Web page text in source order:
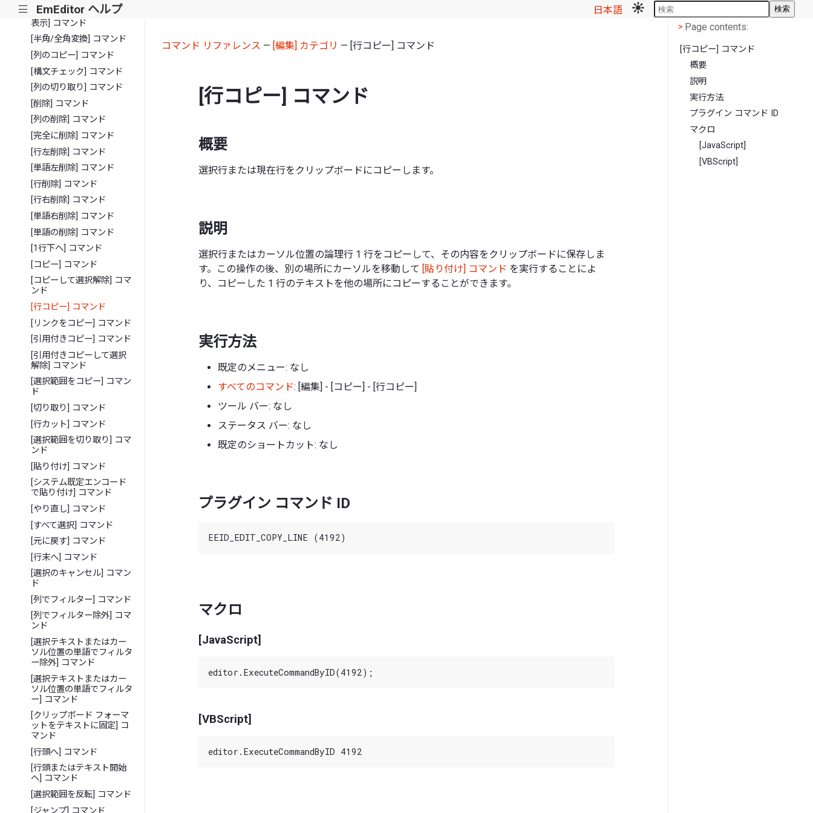
||| EmEditor ヘルプ 日本語 検索
[クリップボードの履歴を
表示] コマンド
[半角/全角変換] コマンド
[列のコピー] コマンド
[構文チェック] コマンド
[列の切り取り] コマンド
[削除] コマンド
[列の削除] コマンド
[完全に削除] コマンド
[行左削除] コマンド
[単語左削除] コマンド
[行削除] コマンド
[行右削除] コマンド
[単語右削除] コマンド
[単語の削除] コマンド
[1行下へ] コマンド
[コピー] コマンド
[コピーして選択解除] コマ
ンド
[行コピー] コマンド
[リンクをコピー] コマンド
[引用付きコピー] コマンド
[引用付きコピーして選択
解除] コマンド
[選択範囲をコピー] コマン
ド
[切り取り] コマンド
[行カット] コマンド
[選択範囲を切り取り] コマ
ンド
[貼り付け] コマンド
[システム既定エンコード
で貼り付け] コマンド
[やり直し] コマンド
[すべて選択] コマンド
[元に戻す] コマンド
[行末へ] コマンド
[選択のキャンセル] コマン
ド
[列でフィルター] コマンド
[列でフィルター除外] コマ
ンド
[選択テキストまたはカー
ソル位置の単語でフィルタ
ー除外] コマンド
[選択テキストまたはカー
ソル位置の単語でフィルタ
ー] コマンド
[クリップボード フォーマ
ットをテキストに固定] コ
マンド
[行頭へ] コマンド
[行頭またはテキスト開始
へ] コマンド
[選択範囲を反転] コマンド
[ジャンプ] コマンド
コマンド リファレンス — [編集] カテゴリ — [行コピー] コマンド
[行コピー] コマンド
概要
選択行または現在行をクリップボードにコピーします。
説明
選択行またはカーソル位置の論理行 1 行をコピーして、その内容をクリップボードに保存しま
す。この操作の後、別の場所にカーソルを移動して [貼り付け] コマンド を実行することによ
り、コピーした 1 行のテキストを他の場所にコピーすることができます。
実行方法
既定のメニュー: なし
すべてのコマンド: [編集] - [コピー] - [行コピー]
ツール バー: なし
ステータス バー: なし
既定のショートカット: なし
プラグイン コマンド ID
マクロ
[JavaScript]
[VBScript]
< Page contents
> Page contents:
[行コピー] コマンド
概要
説明
実行方法
プラグイン コマンド ID
マクロ
[JavaScript]
[VBScript]